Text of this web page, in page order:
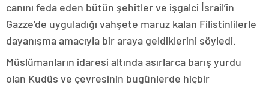
canını feda eden bütün şehitler ve işgalci İsrail’in
Gazze’de uyguladığı vahşete maruz kalan Filistinlilerle
dayanışma amacıyla bir araya geldiklerini söyledi.
Müslümanların idaresi altında asırlarca barış yurdu
olan Kudüs ve çevresinin bugünlerde hiçbir